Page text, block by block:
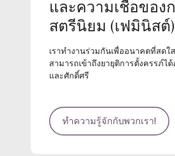
และความเชื่อของ
สตรีนิยม (เฟมินิสต์)
เราทำงานร่วมกันเพื่ออนาคตที่สด
สามารถเข้าถึงยายุติการตั้งครรภ์ได้
และศักดิ์ศรี
ทำความรู้จักกับพวกเรา!